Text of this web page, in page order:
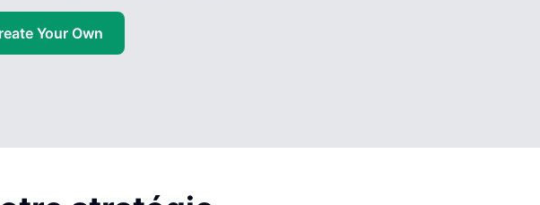
Your Own